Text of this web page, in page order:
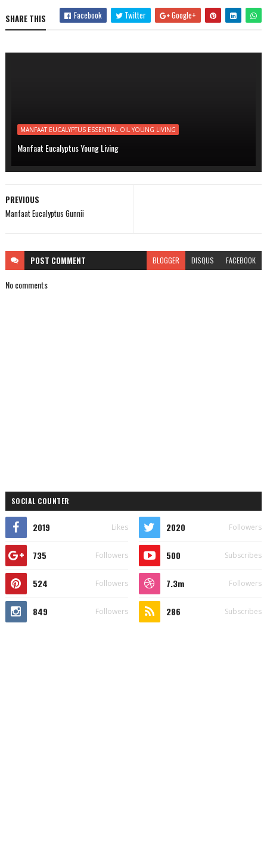
SHARE THIS Facebook Twitter Google+
MANFAAT EUCALYPTUS ESSENTIAL OIL YOUNG LIVING
Manfaat Eucalyptus Young Living
PREVIOUS
Manfaat Eucalyptus Gunnii
POST COMMENT BLOGGER DISQUS FACEBOOK
No comments
SOCIAL COUNTER
2019 Likes 2020 Followers
735 Followers 500 Subscribes
524 Followers 7.3m Followers
849 Followers 286 Subscribes